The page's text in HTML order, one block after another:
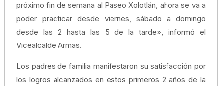
próximo fin de semana al Paseo Xolotlán, ahora se va a
poder practicar desde viernes, sábado a domingo
desde las 2 hasta las 5 de la tarde», informó el
Vicealcalde Armas.
Los padres de familia manifestaron su satisfacción por
los logros alcanzados en estos primeros 2 años de la